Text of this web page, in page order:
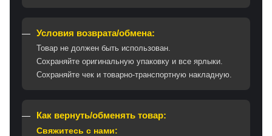
Условия возврата/обмена:
Товар не должен быть использован.
Сохраняйте оригинальную упаковку и все ярлыки.
Сохраняйте чек и товарно-транспортную накладную.
Как вернуть/обменять товар:
Свяжитесь с нами: